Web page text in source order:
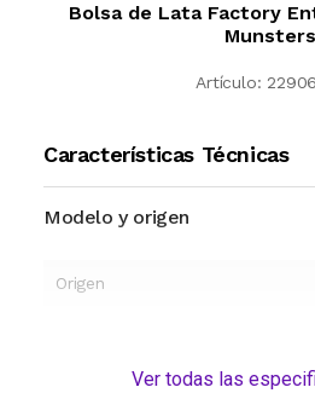
Bolsa de Lata Factory
Munsters
Artículo:
Características Técnicas
Modelo y origen
Origen
Ver todas las